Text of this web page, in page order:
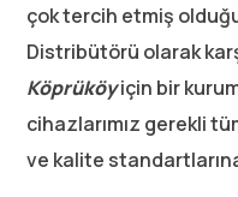
çok tercih etmiş
Distribütörü olarak
Köprüköyiçin bir
cihazlarımız gerekli
ve kalite